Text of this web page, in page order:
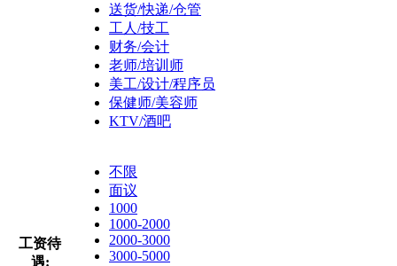
送货/快递/仓管
工人/技工
财务/会计
老师/培训师
美工/设计/程序员
保健师/美容师
KTV/酒吧
工资待
遇:
不限
面议
1000
1000-2000
2000-3000
3000-5000